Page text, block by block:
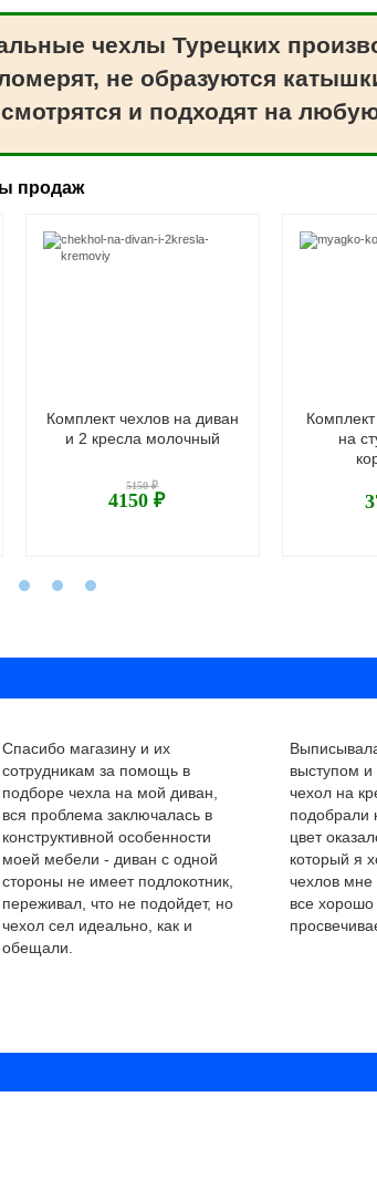
чехлы Турецких
не образуются
и подходят на
продаж
Комплект чехлов на диван
и 2 кресла молочный
5150 ₽
4150 ₽
на
Спасибо магазину и их
сотрудникам за помощь в
подборе чехла на мой диван,
вся проблема заключалась в
конструктивной особенности
моей мебели - диван с одной
стороны не имеет подлокотник,
переживал, что не подойдет, но
чехол сел идеально, как и
обещали.
выступом и
чехол на
подобрали
цвет
который я
чехлов мне
все хорошо